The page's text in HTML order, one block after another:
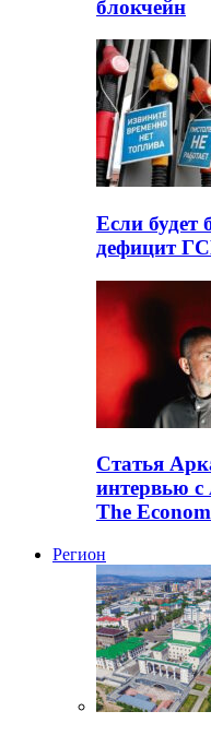
блокчейн
Если будет
дефицит
Статья
интервью
The
Регион